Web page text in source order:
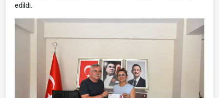
edildi.